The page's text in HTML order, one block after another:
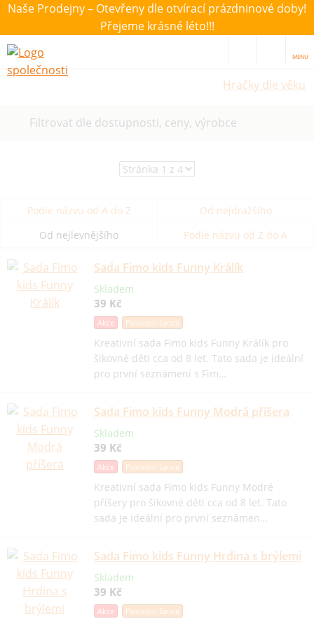
Naše Prodejny – Otevřeny dle otvírací prázdninové doby!
Přejeme krásné léto!!!
MENU
Hračky dle věku
Filtrovat dle dostupnosti, ceny, výrobce
Podle názvu od A do Z
Od nejdražšího
Od nejlevnějšího
Podle názvu od Z do A
Sada Fimo kids Funny Králík
Skladem
39 Kč
Akce Poslední šance
Kreativní sada Fimo kids Funny Králík pro
šikovné děti cca od 8 let. Tato sada je ideální
pro první seznámení s Fim…
Sada Fimo kids Funny Modrá příšera
Skladem
39 Kč
Akce Poslední šance
Kreativní sada Fimo kids Funny Modré
příšery pro šikovné děti cca od 8 let. Tato
sada je ideální pro první seznámen…
Sada Fimo kids Funny Hrdina s brýlemi
Skladem
39 Kč
Akce Poslední šance